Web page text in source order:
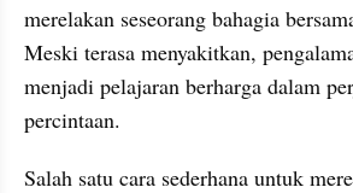
merelakan seseorang bahagia
Meski terasa menyakitkan,
menjadi pelajaran berharga dalam
percintaan.
Salah satu cara sederhana untuk